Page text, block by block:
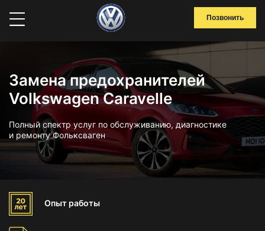
Позвонить
Замена предохранителей
Volkswagen Caravelle
Полный спектр услуг по обслуживанию, диагностике
и ремонту Фольксваген
Опыт работы